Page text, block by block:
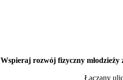
Wspieraj rozwój fizyczny
Łączany